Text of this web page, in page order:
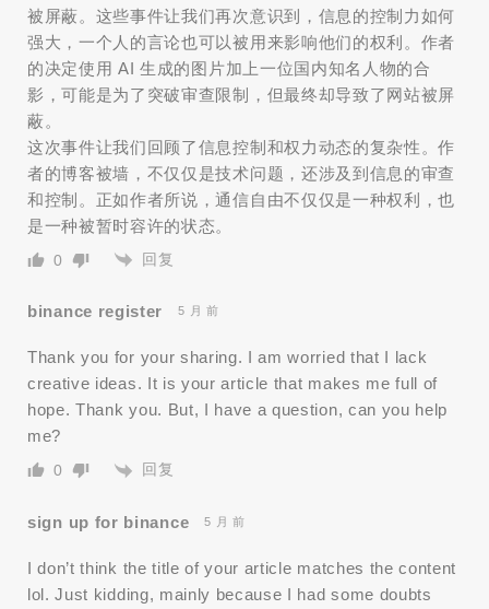
被屏蔽。这些事件让我们再次意识到，信息的控制力如何
强大，一个人的言论也可以被用来影响他们的权利。作者
的决定使用 AI 生成的图片加上一位国内知名人物的合
影，可能是为了突破审查限制，但最终却导致了网站被屏
蔽。
这次事件让我们回顾了信息控制和权力动态的复杂性。作
者的博客被墙，不仅仅是技术问题，还涉及到信息的审查
和控制。正如作者所说，通信自由不仅仅是一种权利，也
是一种被暂时容许的状态。
0 回复
binance register 5 月 前
Thank you for your sharing. I am worried that I lack
creative ideas. It is your article that makes me full of
hope. Thank you. But, I have a question, can you help
me?
0 回复
sign up for binance 5 月 前
I don’t think the title of your article matches the content
lol. Just kidding, mainly because I had some doubts